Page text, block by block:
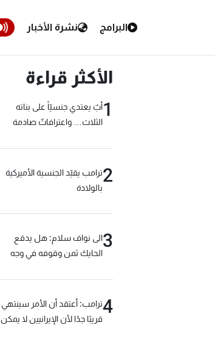
البرامج نشرة الأخبار
الأكثر قراءة
1أبٌ يعتدي جنسيّاً على بناته
الثلاث… واعترافاتٌ صادمة
2ترامب يقيّد الجنسية الأميركية
بالولادة
3الى نواف سلام: هل يدفع
الحايك ثمن وقوفه في وجه
4ترامب: أعتقد أن الأمر سينتهي
قريبًا جدًا لأن الإيرانيين لا يمكن